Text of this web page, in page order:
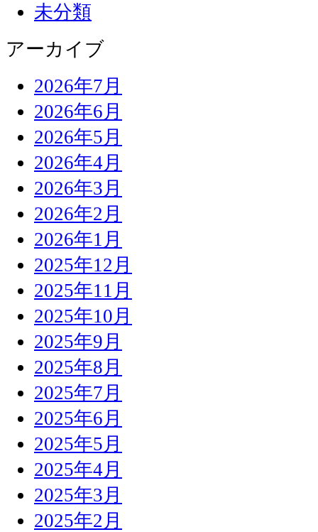
未分類
アーカイブ
2026年7月
2026年6月
2026年5月
2026年4月
2026年3月
2026年2月
2026年1月
2025年12月
2025年11月
2025年10月
2025年9月
2025年8月
2025年7月
2025年6月
2025年5月
2025年4月
2025年3月
2025年2月